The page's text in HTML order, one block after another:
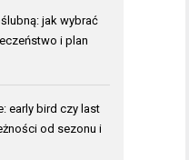
jak wybrać
i plan
early bird czy last
od sezonu i